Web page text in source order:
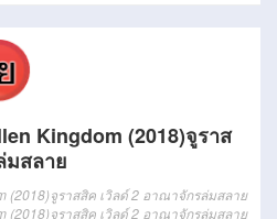
Kingdom (2018)จูราส
มสลาย
(2018)จูราสสิค เวิลด์ 2 อาณาจักรล่มสลาย
(2018)จูราสสิค เวิลด์2 อาณาจักรล่มสลาย